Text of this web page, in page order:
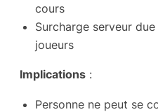
cours
Surcharge serveur
joueurs
Implications :
Personne ne peut se